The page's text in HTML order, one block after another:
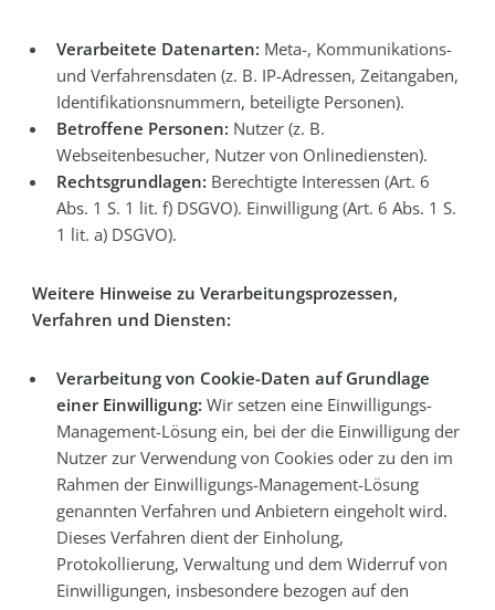
Verarbeitete Datenarten: Meta-, Kommunikations-
und Verfahrensdaten (z. B. IP-Adressen, Zeitangaben,
Identifikationsnummern, beteiligte Personen).
Betroffene Personen: Nutzer (z. B.
Webseitenbesucher, Nutzer von Onlinediensten).
Rechtsgrundlagen: Berechtigte Interessen (Art. 6
Abs. 1 S. 1 lit. f) DSGVO). Einwilligung (Art. 6 Abs. 1 S.
1 lit. a) DSGVO).
Weitere Hinweise zu Verarbeitungsprozessen,
Verfahren und Diensten:
Verarbeitung von Cookie-Daten auf Grundlage
einer Einwilligung: Wir setzen eine Einwilligungs-
Management-Lösung ein, bei der die Einwilligung der
Nutzer zur Verwendung von Cookies oder zu den im
Rahmen der Einwilligungs-Management-Lösung
genannten Verfahren und Anbietern eingeholt wird.
Dieses Verfahren dient der Einholung,
Protokollierung, Verwaltung und dem Widerruf von
Einwilligungen, insbesondere bezogen auf den